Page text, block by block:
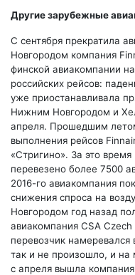
Другие зарубежные
С сентября прекратила
Новгородом компания
финской авиакомпании
российских рейсов:
уже приостанавливала
Нижним Новгородом и
апреля. Прошедшим
выполнения рейсов
«Стригино». За это
перевезено более 7500
2016-го авиакомпания
снижения спроса на
Новгородом год назад
авиакомпания CSA
перевозчик намеревался
так и не произошло, и
с апреля вышла компания